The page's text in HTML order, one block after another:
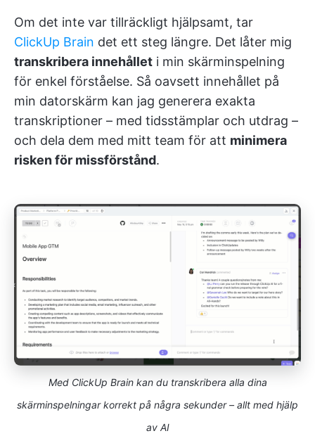
Om det inte var tillräckligt hjälpsamt, tar
ClickUp Brain det ett steg längre. Det låter mig
transkribera innehållet i min skärminspelning
för enkel förståelse. Så oavsett innehållet på
min datorskärm kan jag generera exakta
transkriptioner – med tidsstämplar och utdrag –
och dela dem med mitt team för att minimera
risken för missförstånd.
Med ClickUp Brain kan du transkribera alla dina
skärminspelningar korrekt på några sekunder – allt med hjälp
av AI